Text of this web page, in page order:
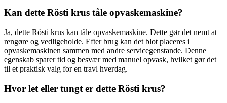
Kan dette Rösti krus tåle opvaskemaskine?
Ja, dette Rösti krus kan tåle opvaskemaskine. Dette gør det nemt at
rengøre og vedligeholde. Efter brug kan det blot placeres i
opvaskemaskinen sammen med andre servicegenstande. Denne
egenskab sparer tid og besvær med manuel opvask, hvilket gør det
til et praktisk valg for en travl hverdag.
Hvor let eller tungt er dette Rösti krus?